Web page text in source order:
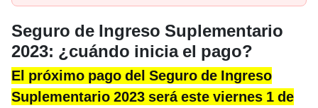
Seguro de Ingreso Suplementario
2023: ¿cuándo inicia el pago?
El próximo pago del Seguro de Ingreso
Suplementario 2023 será este viernes 1 de